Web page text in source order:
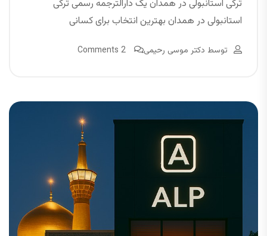
ترکی استانبولی در همدان یک دارالترجمه رسمی ترکی
استانبولی در همدان بهترین انتخاب برای کسانی
توسط دکتر موسی رحیمی 2 Comments